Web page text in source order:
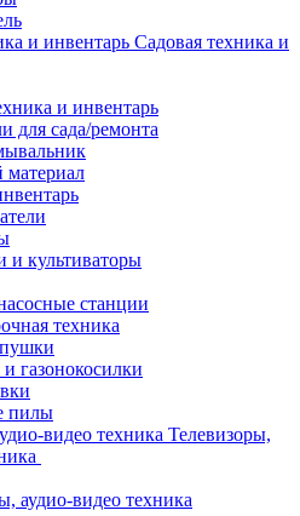
Садовая техника и
и инвентарь
для сада/ремонта
материал
и культиваторы
станции
техника
газонокосилки
пилы
Телевизоры,
аудио-видео техника